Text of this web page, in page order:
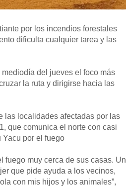
por los incendios forestales
dificulta cualquier tarea y las
del jueves el foco más
la ruta y dirigirse hacia las
las localidades afectadas por las
que comunica el norte con casi
por el fuego
fuego muy cerca de sus casas. Un
que pide ayuda a los vecinos,
con mis hijos y los animales”,